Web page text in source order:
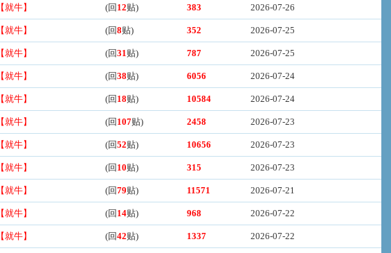
【就牛】 (回 12贴) 383 2026-07-26
【就牛】 (回8贴) 352 2026-07-25
【就牛】 (回31贴) 787 2026-07-25
【就牛】 (回38贴) 6056 2026-07-24
【就牛】 (回 18贴) 10584 2026-07-24
【就牛】 (回 107贴) 2458 2026-07-23
【就牛】 (回52贴) 10656 2026-07-23
【就牛】 (回 10贴) 315 2026-07-23
【就牛】 (回79贴) 11571 2026-07-21
【就牛】 (回 14贴) 968 2026-07-22
【就牛】 (回42贴) 1337 2026-07-22